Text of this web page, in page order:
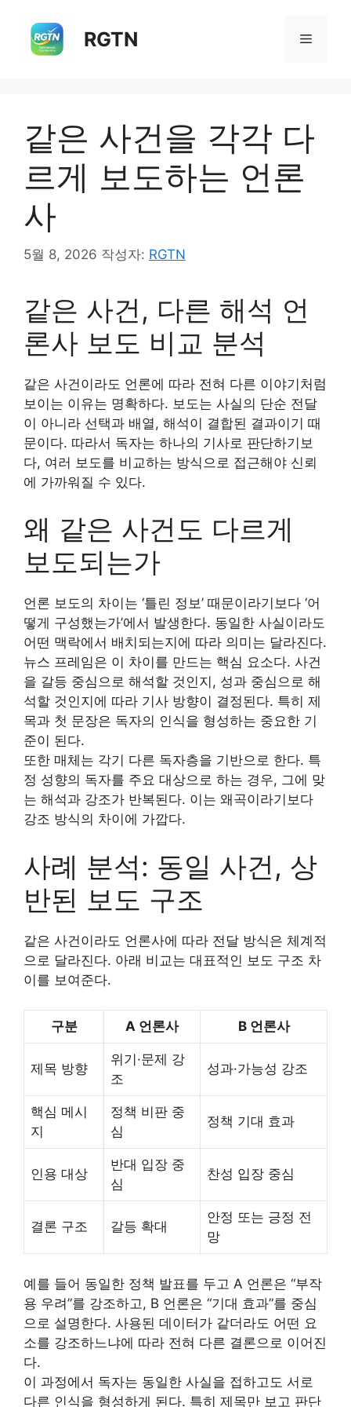
RGTN 메
같은 사건을 각각 다
르게 보도하는 언론
사
5월 8, 2026 작성자: RGTN
같은 사건, 다른 해석 언
론사 보도 비교 분석
같은 사건이라도 언론에 따라 전혀 다른 이야기처럼
보이는 이유는 명확하다. 보도는 사실의 단순 전달
이 아니라 선택과 배열, 해석이 결합된 결과이기 때
문이다. 따라서 독자는 하나의 기사로 판단하기보
다, 여러 보도를 비교하는 방식으로 접근해야 신뢰
에 가까워질 수 있다.
왜 같은 사건도 다르게
보도되는가
언론 보도의 차이는 ‘틀린 정보’ 때문이라기보다 ‘어
떻게 구성했는가’에서 발생한다. 동일한 사실이라도
어떤 맥락에서 배치되는지에 따라 의미는 달라진다.
뉴스 프레임은 이 차이를 만드는 핵심 요소다. 사건
을 갈등 중심으로 해석할 것인지, 성과 중심으로 해
석할 것인지에 따라 기사 방향이 결정된다. 특히 제
목과 첫 문장은 독자의 인식을 형성하는 중요한 기
준이 된다.
또한 매체는 각기 다른 독자층을 기반으로 한다. 특
정 성향의 독자를 주요 대상으로 하는 경우, 그에 맞
는 해석과 강조가 반복된다. 이는 왜곡이라기보다
강조 방식의 차이에 가깝다.
사례 분석: 동일 사건, 상
반된 보도 구조
같은 사건이라도 언론사에 따라 전달 방식은 체계적
으로 달라진다. 아래 비교는 대표적인 보도 구조 차
이를 보여준다.
구분 A 언론사 B 언론사
제목 방향
위기·문제 강
조
성과·가능성 강조
핵심 메시
지
정책 비판 중
심
정책 기대 효과
인용 대상
반대 입장 중
심
찬성 입장 중심
결론 구조 갈등 확대
안정 또는 긍정 전
망
예를 들어 동일한 정책 발표를 두고 A 언론은 “부작
용 우려”를 강조하고, B 언론은 “기대 효과”를 중심
으로 설명한다. 사용된 데이터가 같더라도 어떤 요
소를 강조하느냐에 따라 전혀 다른 결론으로 이어진
다.
이 과정에서 독자는 동일한 사실을 접하고도 서로
다른 인식을 형성하게 된다. 특히 제목만 보고 판단